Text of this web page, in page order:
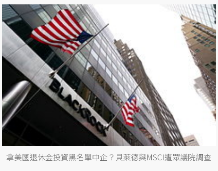
拿美國退休金投資黑名單中企？貝萊德與MSCI遭眾議院調查